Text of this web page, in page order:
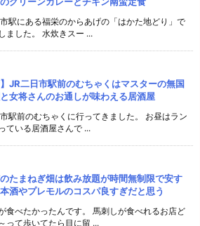
駅にある福栄のからあげの「はかた地どり」で
ました。 水炊きスー ...
】JR二日市駅前のむちゃくはマスターの無国
女将さんのお通しが味わえる居酒屋
駅前のむちゃくに行ってきました。 お昼はラン
ている居酒屋さんで ...
たまねぎ畑は飲み放題が時間無制限で安す
酒やプレモルのコスパ良すぎだと思う
食べたかったんです。 馬刺しが食べれるお店ど
って歩いてたら目に留 ...